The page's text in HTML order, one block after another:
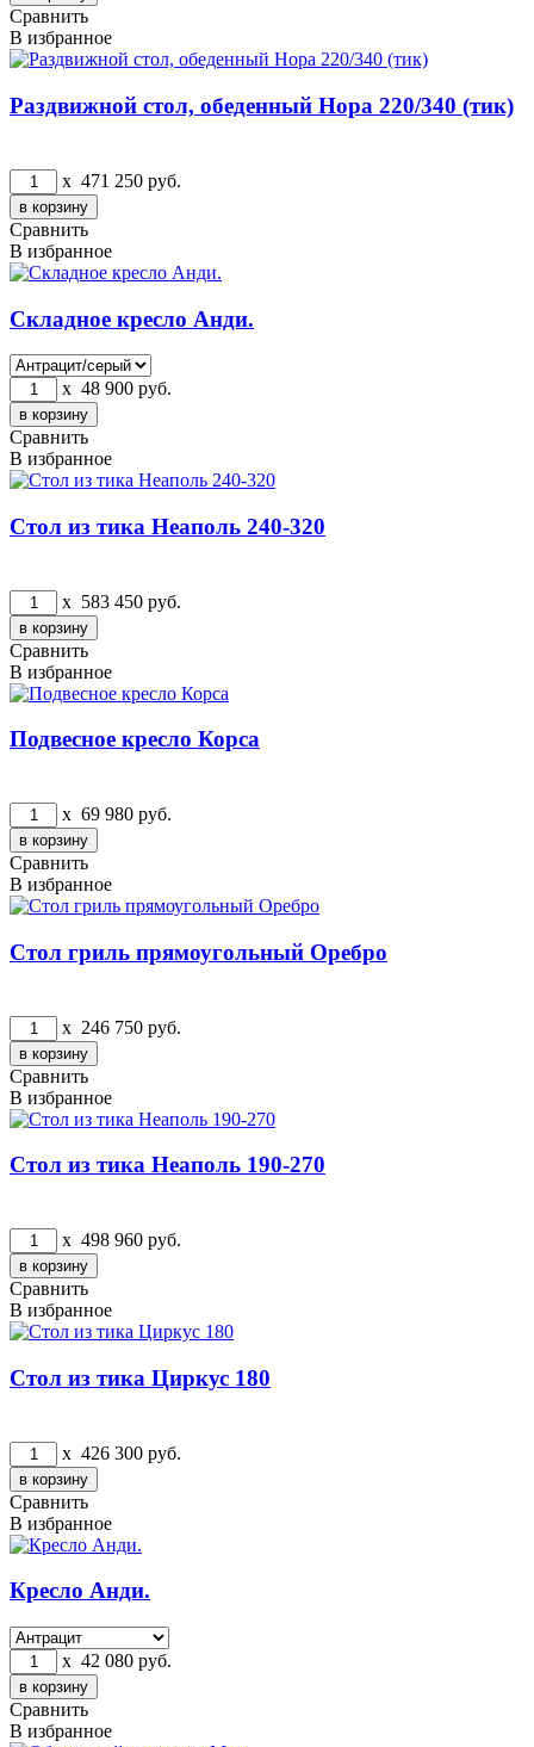
Сравнить
В избранное
Раздвижной стол, обеденный Нора 220/340 (тик)
x 471 250 руб.
Сравнить
В избранное
Складное кресло Анди.
x 48 900 руб.
Сравнить
В избранное
Стол из тика Неаполь 240-320
x 583 450 руб.
Сравнить
В избранное
Подвесное кресло Корса
x 69 980 руб.
Сравнить
В избранное
Стол гриль прямоугольный Оребро
x 246 750 руб.
Сравнить
В избранное
Стол из тика Неаполь 190-270
x 498 960 руб.
Сравнить
В избранное
Стол из тика Циркус 180
x 426 300 руб.
Сравнить
В избранное
Кресло Анди.
x 42 080 руб.
Сравнить
В избранное